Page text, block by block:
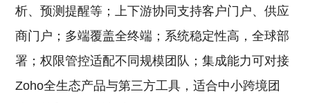
析、预测提醒等；上下游协同支持客户门户、供应
商门户；多端覆盖全终端；系统稳定性高，全球部
署；权限管控适配不同规模团队；集成能力可对接
Zoho全生态产品与第三方工具，适合中小跨境团